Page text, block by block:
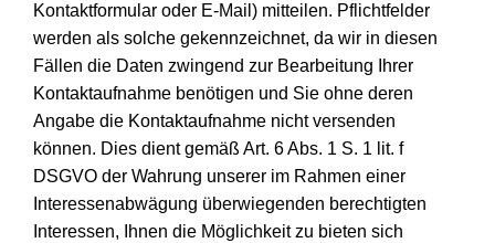
Kontaktformular oder E-Mail) mitteilen. Pflichtfelder
werden als solche gekennzeichnet, da wir in diesen
Fällen die Daten zwingend zur Bearbeitung Ihrer
Kontaktaufnahme benötigen und Sie ohne deren
Angabe die Kontaktaufnahme nicht versenden
können. Dies dient gemäß Art. 6 Abs. 1 S. 1 lit. f
DSGVO der Wahrung unserer im Rahmen einer
Interessenabwägung überwiegenden berechtigten
Interessen, Ihnen die Möglichkeit zu bieten sich